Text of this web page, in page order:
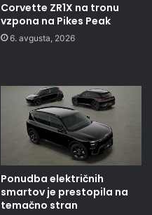
Corvette ZR1X na tronu
vzpona na Pikes Peak
6. avgusta, 2026
Ponudba električnih
smartov je prestopila na
temačno stran